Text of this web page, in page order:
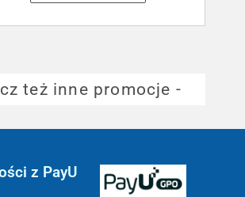
też inne promocje -
z PayU